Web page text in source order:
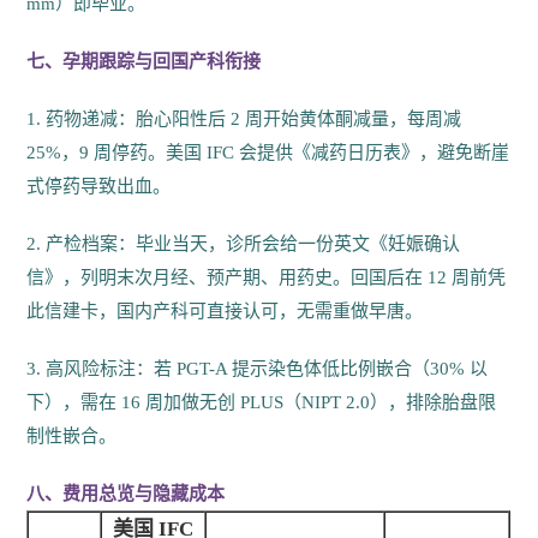
七、孕期跟踪与回国产科衔接
1. 药物递减：胎心阳性后 2 周开始黄体酮减量，每周减
25%，9 周停药。美国 IFC 会提供《减药日历表》，避免断崖
式停药导致出血。
2. 产检档案：毕业当天，诊所会给一份英文《妊娠确认
信》，列明末次月经、预产期、用药史。回国后在 12 周前凭
此信建卡，国内产科可直接认可，无需重做早唐。
3. 高风险标注：若 PGT-A 提示染色体低比例嵌合（30% 以
下），需在 16 周加做无创 PLUS（NIPT 2.0），排除胎盘限
制性嵌合。
八、费用总览与隐藏成本
美国 IFC